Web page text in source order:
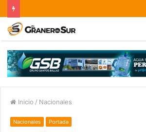
Inicio / Nacionales
Nacionales Portada